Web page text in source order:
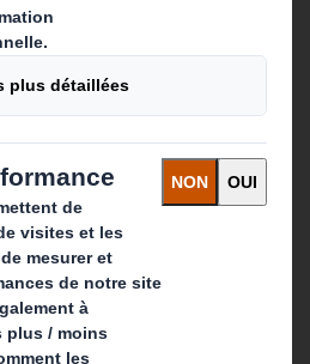
nous ?
propos
durable